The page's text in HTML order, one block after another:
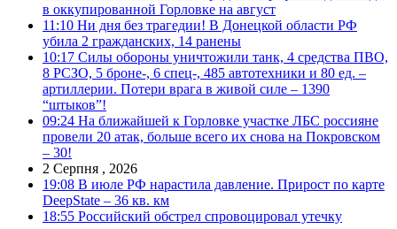
в оккупированной Горловке на август
11:10 Ни дня без трагедии! В Донецкой области РФ
убила 2 гражданских, 14 ранены
10:17 Силы обороны уничтожили танк, 4 средства ПВО,
8 РСЗО, 5 броне-, 6 спец-, 485 автотехники и 80 ед. –
артиллерии. Потери врага в живой силе – 1390
“штыков”!
09:24 На ближайшей к Горловке участке ЛБС россияне
провели 20 атак, больше всего их снова на Покровском
– 30!
2 Серпня , 2026
19:08 В июле РФ нарастила давление. Прирост по карте
DeepState – 36 кв. км
18:55 Российский обстрел спровоцировал утечку